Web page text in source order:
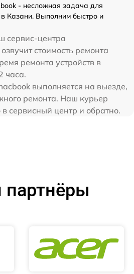
- несложная задача для
Казани. Выполним быстро и
сервис-центра
стоимость ремонта
ремонта устройств в
часа.
выполняется на выезде,
ремонта. Наш курьер
в сервисный центр и обратно.